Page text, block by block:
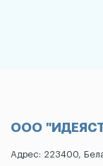
ООО
Адрес: 223400,